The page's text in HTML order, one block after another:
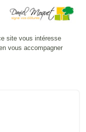
site vous intéresse
vous accompagner